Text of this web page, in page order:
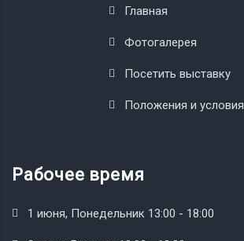
Главная
Фотогалерея
Посетить выставку
Положения и условия
Рабочее время
1 июня, Понедельник 13:00 - 18:00